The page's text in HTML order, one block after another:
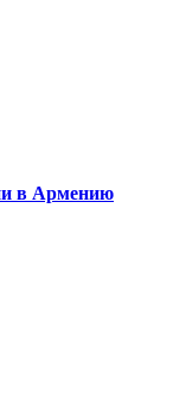
в Армению